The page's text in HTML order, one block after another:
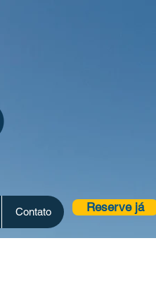
Contato Reserve já